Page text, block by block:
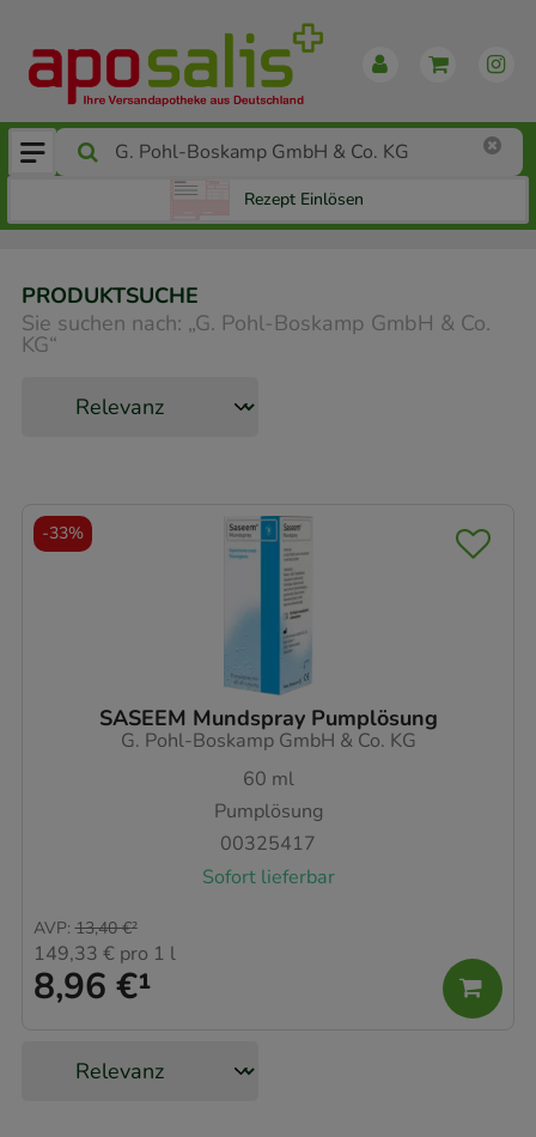
Rezept Einlösen
PRODUKTSUCHE
Sie suchen nach: „G. Pohl-Boskamp GmbH & Co.
KG“
SASEEM Mundspray Pumplösung
G. Pohl-Boskamp GmbH & Co. KG
60 ml
Pumplösung
00325417
Sofort lieferbar
8,96 €¹
AVP: 13,40 €²
149,33 € pro 1 l
-33%